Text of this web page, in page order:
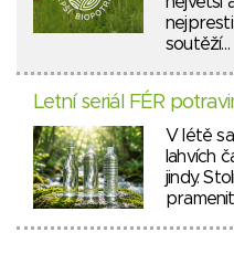
soutěží…
Letní seriál FÉR
V létě
lahvích
jindy.